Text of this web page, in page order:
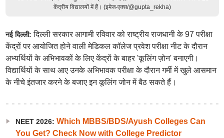
केंद्रीय विद्यालयों में हैं। (इमेज-एक्स/@gupta_rekha)
नई दिल्ली: दिल्ली सरकार आगामी रविवार को राष्ट्रीय राजधानी के 97 परीक्षा
केंद्रों पर आयोजित होने वाली मेडिकल कॉलेज प्रवेश परीक्षा नीट के दौरान
अभ्यर्थियों के अभिभावकों के लिए केंद्रों के बाहर 'कूलिंग ज़ोन' बनाएगी।
विद्यार्थियों के साथ आए उनके अभिभावक परीक्षा के दौरान गर्मी में खुले आसमान
के नीचे इंतजार करने के बजाए इन कूलिंग जोन में बैठ सकते हैं।
NEET 2026: Which MBBS/BDS/Ayush Colleges Can
You Get? Check Now with College Predictor